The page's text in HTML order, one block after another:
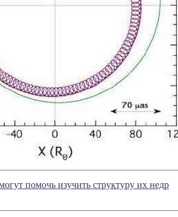
помочь изучить структуру их недр